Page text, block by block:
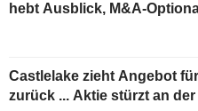
hebt Ausblick, M&A-
Castlelake zieht Angebot
zurück ... Aktie stürzt an